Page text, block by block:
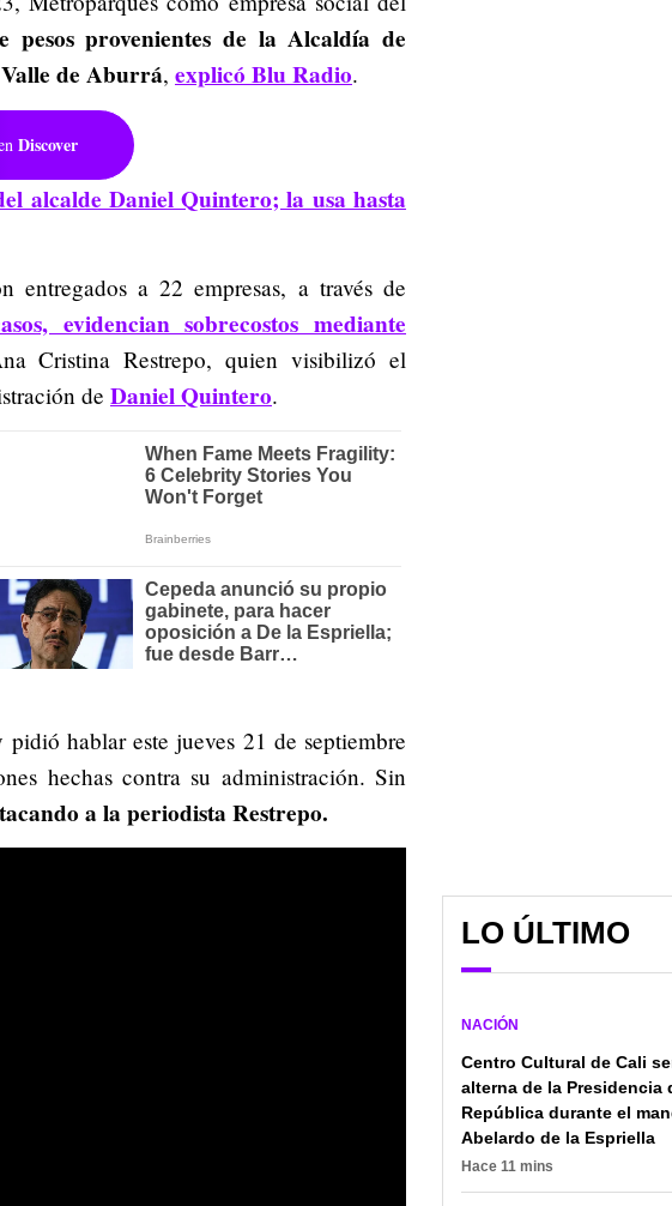
pesos provenientes de laAlcaldía de
de Aburrá, explicó Blu Radio.
Discover
alcalde Daniel Quintero; la usa hasta
entregados a 22 empresas, a través de
evidencian sobrecostos mediante
Cristina Restrepo, quien visibilizó el
de Daniel Quintero.
hablar este jueves 21 de septiembre
hechas contra su administración. Sin
a la periodista Restrepo.
LO ÚLTIMO
NACIÓN
Centro Cultural de Cali
alterna de la Presidencia
República durante el
Abelardo de la Espriella
Hace 11 mins